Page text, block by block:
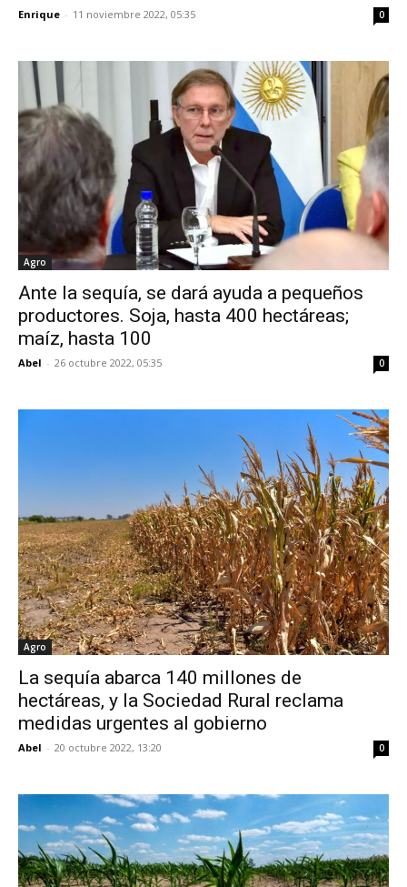
Enrique - 11 noviembre 2022, 05:35 0
Agro
Ante la sequía, se dará ayuda a pequeños
productores. Soja, hasta 400 hectáreas;
maíz, hasta 100
Abel - 26 octubre 2022, 05:35 0
Agro
La sequía abarca 140 millones de
hectáreas, y la Sociedad Rural reclama
medidas urgentes al gobierno
Abel - 20 octubre 2022, 13:20 0